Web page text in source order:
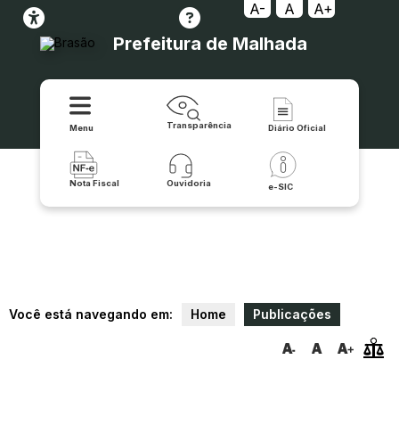
A- A A+
Prefeitura de Malhada
Menu Transparência Diário Oficial
Nota Fiscal Ouvidoria e-SIC
Você está navegando em: Home Publicações